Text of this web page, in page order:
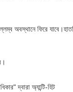
অবস্থানে ফিরে
দ্বারা অ্যান্টি-হিট